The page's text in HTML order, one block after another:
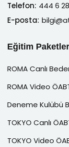
Telefon: 444 6
E-posta:
Eğitim
ROMA Canlı
ROMA Video
Deneme Kulübü
TOKYO Canlı
TOKYO Video